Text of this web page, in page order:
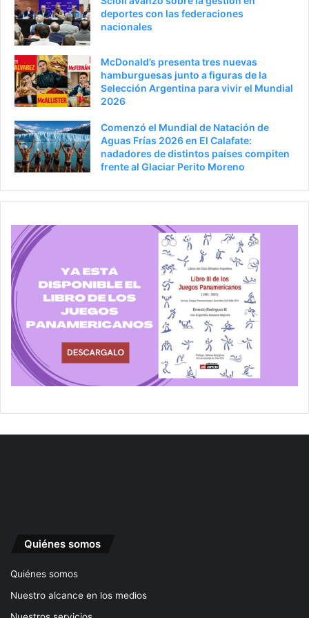
o
r
i
deportes con las federaciones
nacionales
McDonald’s presenta tres nuevas
hamburguesas junto a figuras de la
Selección Argentina para vivir el Mundial
2026
Comenzó el Mundial de Natación de
Aguas Frías 2026 en El Calafate:
nadadores de distintos países compiten
frente al Glaciar Perito Moreno
Quiénes somos
Quiénes somos
Nuestro alcance en los medios